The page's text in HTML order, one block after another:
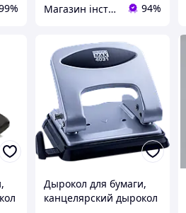
Магазин інструменту MATRIX 94%
Дырокол для бумаги,
канцелярский дырокол